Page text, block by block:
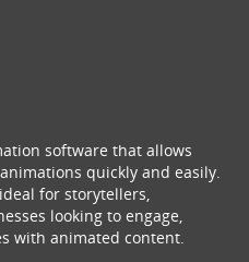
software that allows
quickly and easily.
for storytellers,
looking to engage,
with animated content.